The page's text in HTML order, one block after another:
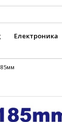
Електроника